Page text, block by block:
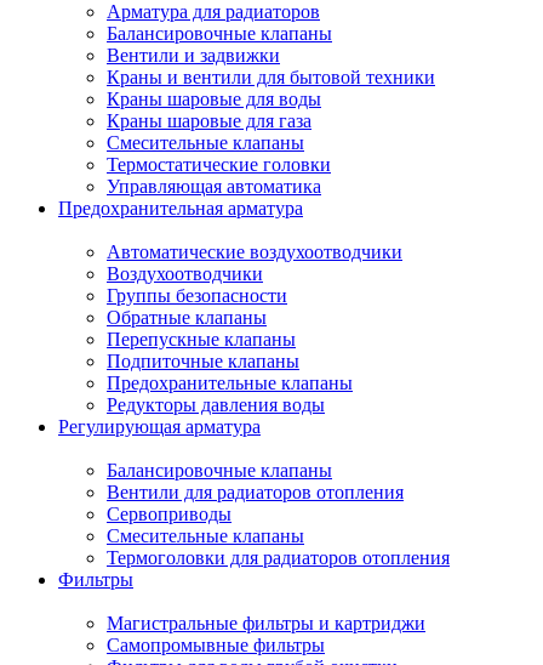
Арматура для радиаторов
Балансировочные клапаны
Вентили и задвижки
Краны и вентили для бытовой техники
Краны шаровые для воды
Краны шаровые для газа
Смесительные клапаны
Термостатические головки
Управляющая автоматика
Предохранительная арматура
Автоматические воздухоотводчики
Воздухоотводчики
Группы безопасности
Обратные клапаны
Перепускные клапаны
Подпиточные клапаны
Предохранительные клапаны
Редукторы давления воды
Регулирующая арматура
Балансировочные клапаны
Вентили для радиаторов отопления
Сервоприводы
Смесительные клапаны
Термоголовки для радиаторов отопления
Фильтры
Магистральные фильтры и картриджи
Самопромывные фильтры